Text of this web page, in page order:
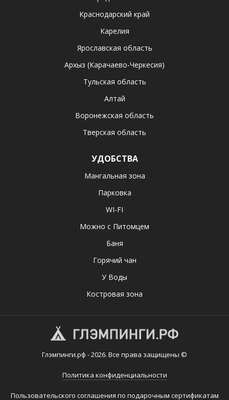
Краснодарский край
Карелия
Ярославская область
Архыз (Карачаево-Черкесия)
Тульская область
Алтай
Воронежская область
Тверская область
УДОБСТВА
Мангальная зона
Парковка
WI-FI
Можно с Питомцем
Баня
Горячий чан
У Воды
Костровая зона
Глэмпинги.рф - 2026. Все права защищены ©
Политика конфиденциальности
Пользовательского соглашения по подарочным сертификатам